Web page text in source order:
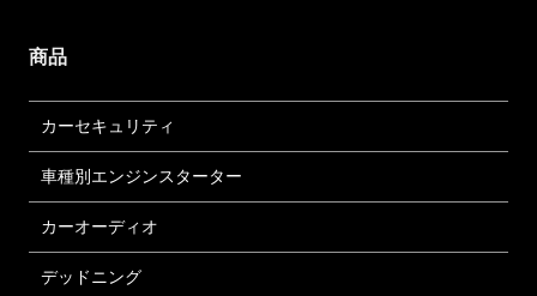
商品
カーセキュリティ
車種別エンジンスターター
カーオーディオ
デッドニング